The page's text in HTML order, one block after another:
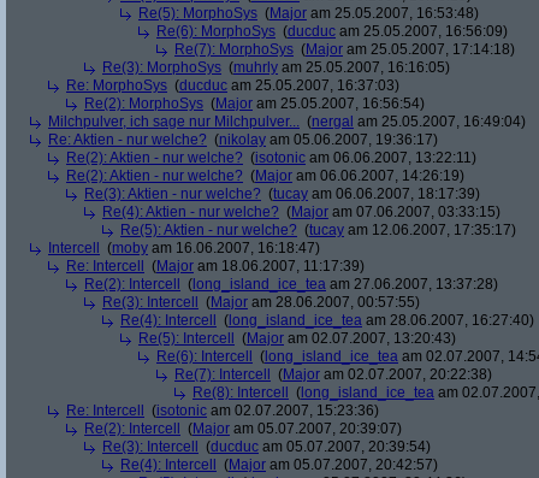
Re(5): MorphoSys (Major am 25.05.2007, 16:53:48)
Re(6): MorphoSys (ducduc am 25.05.2007, 16:56:09)
Re(7): MorphoSys (Major am 25.05.2007, 17:14:18)
Re(3): MorphoSys (muhrly am 25.05.2007, 16:16:05)
Re: MorphoSys (ducduc am 25.05.2007, 16:37:03)
Re(2): MorphoSys (Major am 25.05.2007, 16:56:54)
Milchpulver, ich sage nur Milchpulver... (nergal am 25.05.2007, 16:49:04)
Re: Aktien - nur welche? (nikolay am 05.06.2007, 19:36:17)
Re(2): Aktien - nur welche? (isotonic am 06.06.2007, 13:22:11)
Re(2): Aktien - nur welche? (Major am 06.06.2007, 14:26:19)
Re(3): Aktien - nur welche? (tucay am 06.06.2007, 18:17:39)
Re(4): Aktien - nur welche? (Major am 07.06.2007, 03:33:15)
Re(5): Aktien - nur welche? (tucay am 12.06.2007, 17:35:17)
Intercell
(moby am 16.06.2007, 16:18:47)
Re: Intercell
(Major am 18.06.2007, 11:17:39)
Re(2): Intercell
( long_island_ice_tea am 27.06.2007, 13:37:28)
Re(3): Intercell
(Major am 28.06.2007, 00:57:55)
Re(4): Intercell
( long_island_ice_tea am 28.06.2007, 16:27:40)
Re(5): Intercell
(Major am 02.07.2007, 13:20:43)
Re(6): Intercell
( long_island_ice_tea am 02.07.2007,
Re(7): Intercell
(Major am 02.07.2007, 20:22:38)
Re(8): Intercell
( long_island_ice_tea am
Re: Intercell
(isotonic am 02.07.2007, 15:23:36)
Re(2): Intercell
(Major am 05.07.2007, 20:39:07)
Re(3): Intercell
(ducduc am 05.07.2007, 20:39:54)
Re(4): Intercell
(Major am 05.07.2007, 20:42:57)